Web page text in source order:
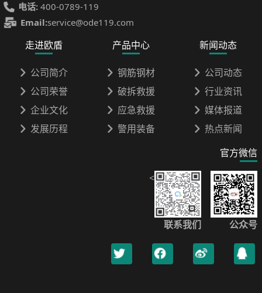
电话: 400-0789-119
Email:service@ode119.com
走进欧盾
公司简介
公司荣誉
企业文化
发展历程
产品中心
钢筋钢材
破拆救援
应急救援
警用装备
新闻动态
公司动态
行业资讯
媒体报道
热点新闻
官方微信
<
联系我们 公众号